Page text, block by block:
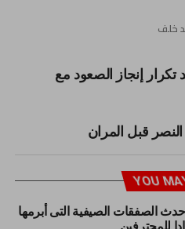
خلف
إنجاز الصعود مع
قبل المران
YOU
الصفقات الصيفية التى أبرمها
للمحترفين